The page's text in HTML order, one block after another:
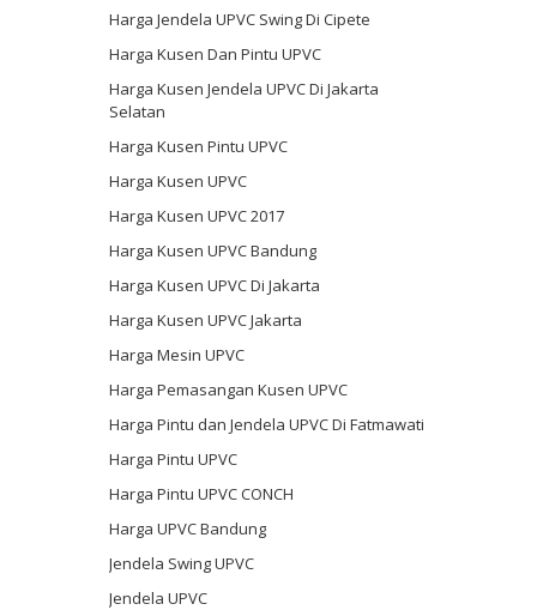
Harga Jendela UPVC Swing Di Cipete
Harga Kusen Dan Pintu UPVC
Harga Kusen Jendela UPVC Di Jakarta
Selatan
Harga Kusen Pintu UPVC
Harga Kusen UPVC
Harga Kusen UPVC 2017
Harga Kusen UPVC Bandung
Harga Kusen UPVC Di Jakarta
Harga Kusen UPVC Jakarta
Harga Mesin UPVC
Harga Pemasangan Kusen UPVC
Harga Pintu dan Jendela UPVC Di Fatmawati
Harga Pintu UPVC
Harga Pintu UPVC CONCH
Harga UPVC Bandung
Jendela Swing UPVC
Jendela UPVC